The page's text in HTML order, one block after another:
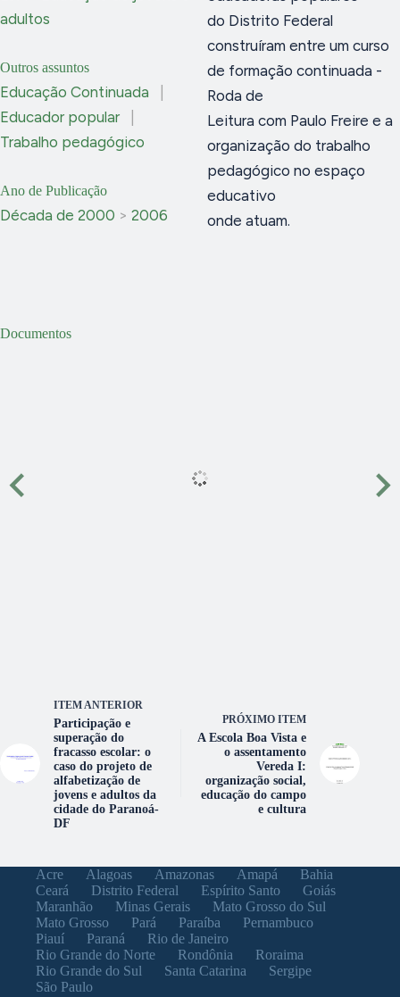
Documentos
adultos
Outros assuntos
Educação Continuada
Educador popular
Trabalho pedagógico
Ano de Publicação
Década de 2000 > 2006
do Distrito Federal
construíram entre um curso
de formação continuada -
Roda de
Leitura com Paulo Freire e a
organização do trabalho
pedagógico no espaço
educativo
onde atuam.
ITEM ANTERIOR
Participação e
superação do
fracasso escolar: o
caso do projeto de
alfabetização de
jovens e adultos da
cidade do Paranoá-
DF
PRÓXIMO ITEM
A Escola Boa Vista e
o assentamento
Vereda I:
organização social,
educação do campo
e cultura
Acre Alagoas Amazonas Amapá
Bahia
Ceará
Distrito Federal Espírito Santo
Goiás
Maranhão
Minas Gerais
Mato Grosso do Sul
Mato Grosso
Pará Paraíba
Pernambuco
Piauí
Paraná
Rio de Janeiro
Rio Grande do Norte
Rondônia
Roraima
Rio Grande do Sul
Santa Catarina
Sergipe
São Paulo